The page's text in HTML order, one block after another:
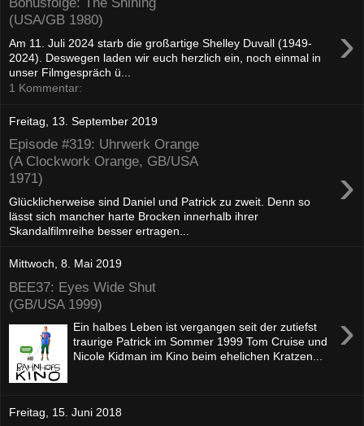
(USA/GB 1980)
›
Am 11. Juli 2024 starb die großartige Shelley Duvall (1949-
2024). Deswegen laden wir euch herzlich ein, noch einmal in
unser Filmgespräch ü...
1 Kommentar:
Freitag, 13. September 2019
Episode #319: Uhrwerk Orange
(A Clockwork Orange, GB/USA
1971)
›
Glücklicherweise sind Daniel und Patrick zu zweit. Denn so
lässt sich mancher harte Brocken innerhalb ihrer
Skandalfilmreihe besser ertragen...
Mittwoch, 8. Mai 2019
BEE37: Eyes Wide Shut
(GB/USA 1999)
›
Ein halbes Leben ist vergangen seit der zutiefst
traurige Patrick im Sommer 1999 Tom Cruise und
Nicole Kidman im Kino beim ehelichen Kratzen...
Freitag, 15. Juni 2018